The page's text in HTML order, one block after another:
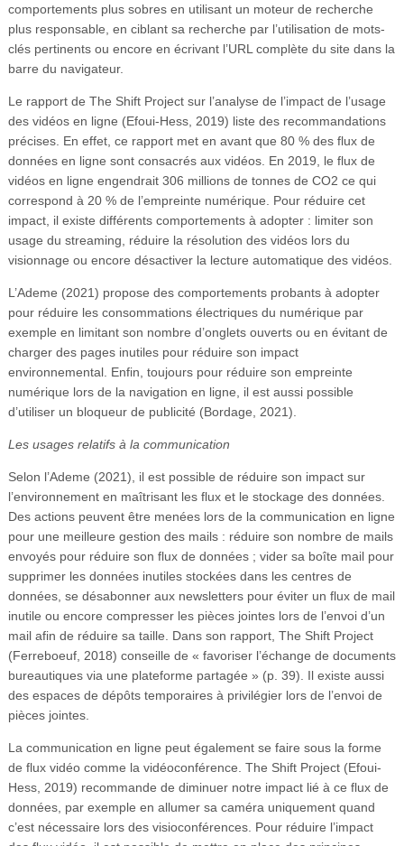
comportements plus sobres en utilisant un moteur de recherche
plus responsable, en ciblant sa recherche par l’utilisation de mots-
clés pertinents ou encore en écrivant l’URL complète du site dans la
barre du navigateur.
Le rapport de The Shift Project sur l’analyse de l’impact de l’usage
des vidéos en ligne (Efoui-Hess, 2019) liste des recommandations
précises. En effet, ce rapport met en avant que 80 % des flux de
données en ligne sont consacrés aux vidéos. En 2019, le flux de
vidéos en ligne engendrait 306 millions de tonnes de CO2 ce qui
correspond à 20 % de l’empreinte numérique. Pour réduire cet
impact, il existe différents comportements à adopter : limiter son
usage du streaming, réduire la résolution des vidéos lors du
visionnage ou encore désactiver la lecture automatique des vidéos.
L’Ademe (2021) propose des comportements probants à adopter
pour réduire les consommations électriques du numérique par
exemple en limitant son nombre d’onglets ouverts ou en évitant de
charger des pages inutiles pour réduire son impact
environnemental. Enfin, toujours pour réduire son empreinte
numérique lors de la navigation en ligne, il est aussi possible
d’utiliser un bloqueur de publicité (Bordage, 2021).
Les usages relatifs à la communication
Selon l’Ademe (2021), il est possible de réduire son impact sur
l’environnement en maîtrisant les flux et le stockage des données.
Des actions peuvent être menées lors de la communication en ligne
pour une meilleure gestion des mails : réduire son nombre de mails
envoyés pour réduire son flux de données ; vider sa boîte mail pour
supprimer les données inutiles stockées dans les centres de
données, se désabonner aux newsletters pour éviter un flux de mail
inutile ou encore compresser les pièces jointes lors de l’envoi d’un
mail afin de réduire sa taille. Dans son rapport, The Shift Project
(Ferreboeuf, 2018) conseille de « favoriser l’échange de documents
bureautiques via une plateforme partagée » (p. 39). Il existe aussi
des espaces de dépôts temporaires à privilégier lors de l’envoi de
pièces jointes.
La communication en ligne peut également se faire sous la forme
de flux vidéo comme la vidéoconférence. The Shift Project (Efoui-
Hess, 2019) recommande de diminuer notre impact lié à ce flux de
données, par exemple en allumer sa caméra uniquement quand
c’est nécessaire lors des visioconférences. Pour réduire l’impact